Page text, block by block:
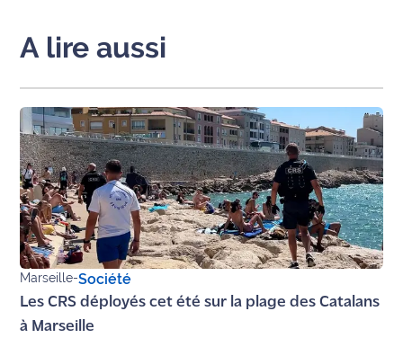
Municipales
2026
Partenaires
L'invité(e)
de la
rédaction
Coup de
coeur
Maritima
Fil
A lire aussi
Marseille-Société
Les CRS déployés cet été sur la plage des Catalans
à Marseille